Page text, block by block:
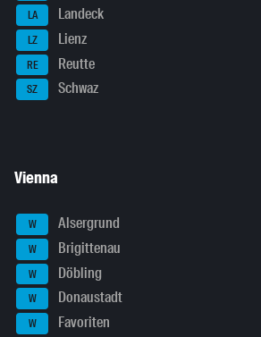
LA Landeck
LZ Lienz
RE Reutte
SZ Schwaz
Vienna
W Alsergrund
W Brigittenau
W Döbling
W Donaustadt
W Favoriten